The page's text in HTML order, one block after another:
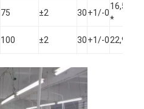
75 ±2 30+1/-0
16,5
*
100 ±2 30+1/-022,9